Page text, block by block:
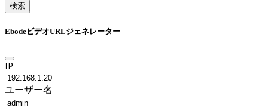
検索
EbodeビデオURLジェネレーター
IP
ユーザー名